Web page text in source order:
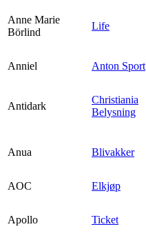
Anne Marie
Börlind
Life
Anniel
Anton Sport
Antidark
Christiania
Belysning
Anua Blivakker
AOC
Elkjøp
Apollo Ticket